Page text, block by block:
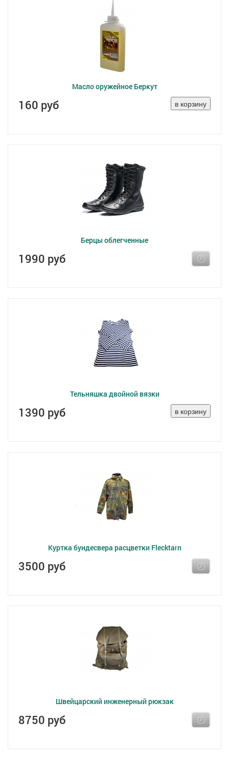
Масло оружейное Беркут
160 руб
Берцы облегченные
1990 руб
Тельняшка двойной вязки
1390 руб
Куртка бундесвера расцветки Flecktarn
3500 руб
Швейцарский инженерный рюкзак
8750 руб